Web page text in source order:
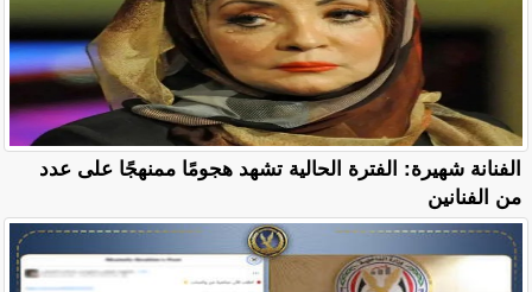
الفنانة شهيرة: الفترة الحالية تشهد هجومًا ممنهجًا على عدد
من الفنانين